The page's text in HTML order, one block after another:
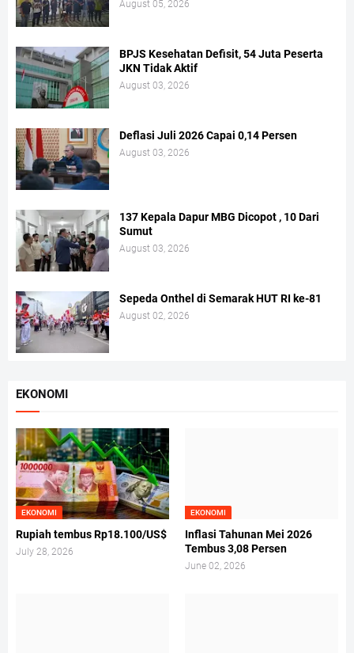
August 05, 2026
BPJS Kesehatan Defisit, 54 Juta Peserta
JKN Tidak Aktif
August 03, 2026
Deflasi Juli 2026 Capai 0,14 Persen
August 03, 2026
137 Kepala Dapur MBG Dicopot , 10 Dari
Sumut
August 03, 2026
Sepeda Onthel di Semarak HUT RI ke-81
August 02, 2026
EKONOMI
EKONOMI
Rupiah tembus Rp18.100/US$
July 28, 2026
EKONOMI
Inflasi Tahunan Mei 2026
Tembus 3,08 Persen
June 02, 2026